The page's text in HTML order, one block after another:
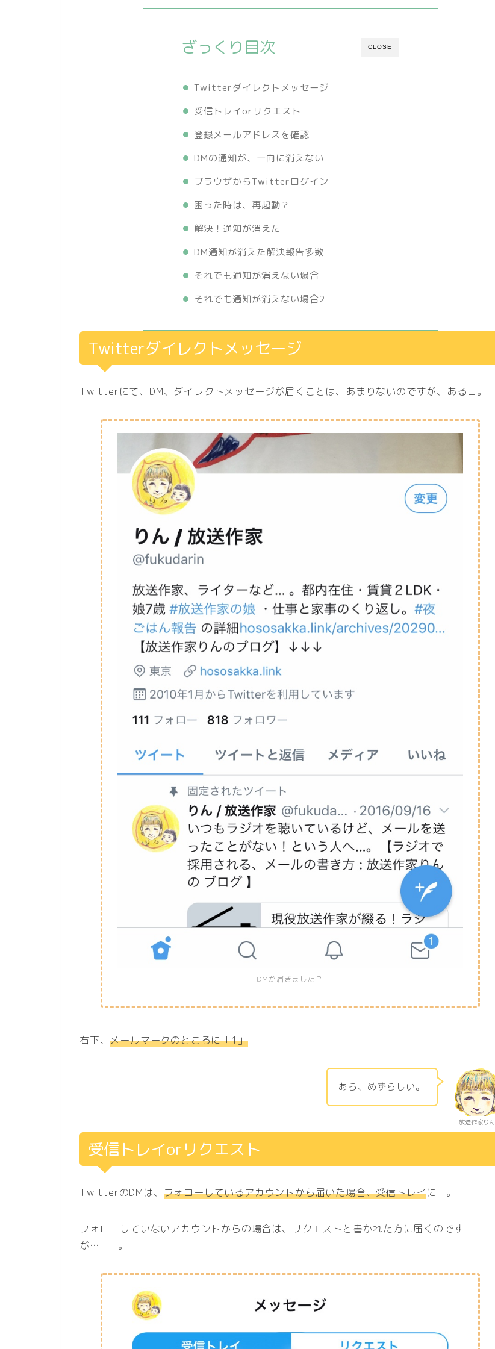
CLOSE
ざっくり目次
Twitterダイレクトメッセージ
受信トレイorリクエスト
登録メールアドレスを確認
DMの通知が、一向に消えない
ブラウザからTwitterログイン
困った時は、再起動？
解決！通知が消えた
DM通知が消えた解決報告多数
それでも通知が消えない場合
それでも通知が消えない場合2
Twitterダイレクトメッセージ
Twitterにて、DM、ダイレクトメッセージが届くことは、あまりないのですが、ある日。
DMが届きました？
右下、メールマークのところに「1」
放送作家りん
あら、めずらしい。
受信トレイorリクエスト
TwitterのDMは、 フォローしているアカウントから届いた場合、受信トレイに…。
フォローしていないアカウントからの場合は、リクエストと書かれた方に届くのです
が………。